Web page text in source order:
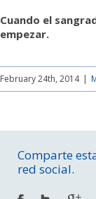
Cuando el
empezar.
February 24th, 2014 |
Comparte
red social.